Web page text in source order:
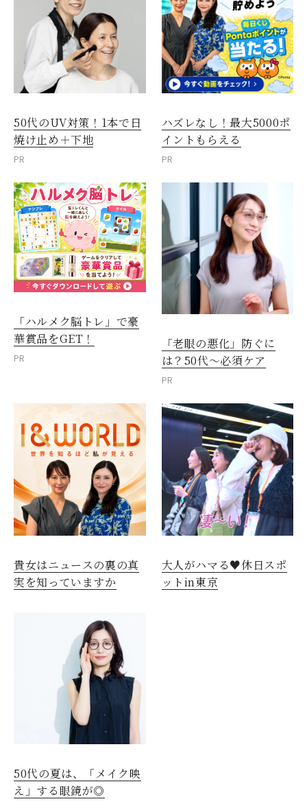
50代のUV対策！1本で日
焼け止め＋下地
PR
ハズレなし！最大5000ポ
イントもらえる
PR
「ハルメク脳トレ」で豪
華賞品をGET！
PR
「老眼の悪化」防ぐに
は？50代～必須ケア
PR
貴女はニュースの裏の真
実を知っていますか
大人がハマる♥休日スポ
ットin東京
50代の夏は、「メイク映
え」する眼鏡が◎